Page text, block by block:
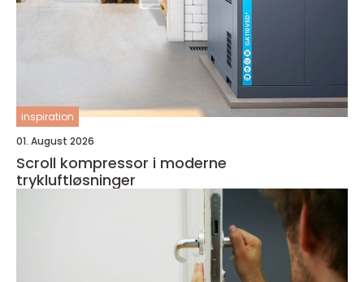
inspiration
01. August 2026
Scroll kompressor i moderne
trykluftløsninger